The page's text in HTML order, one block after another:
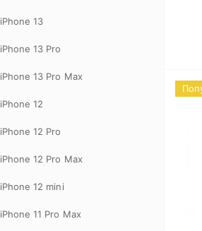
iPhone 13
iPhone 13 Pro
iPhone 13 Pro Max
iPhone 12
iPhone 12 Pro
iPhone 12 Pro Max
iPhone 12 mini
iPhone 11 Pro Max